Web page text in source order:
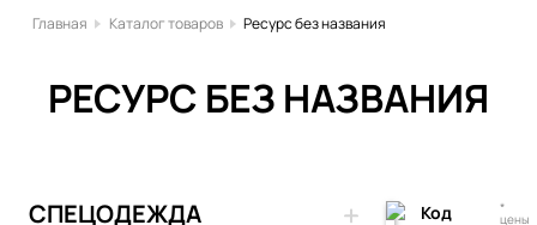
Главная Каталог товаров Ресурс без названия
РЕСУРС БЕЗ НАЗВАНИЯ
СПЕЦОДЕЖДА
Код
*
цены